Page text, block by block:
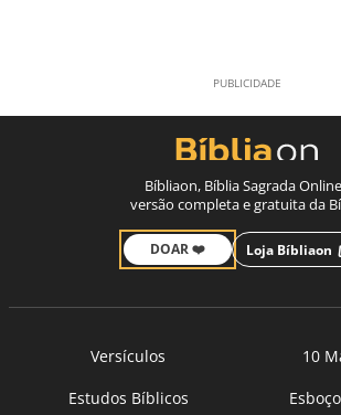
Bíbliaon, Bíblia Sagrada
versão completa e gratuita da
DOAR ❤️ Loja Bíbliaon
Versículos
10
Estudos Bíblicos